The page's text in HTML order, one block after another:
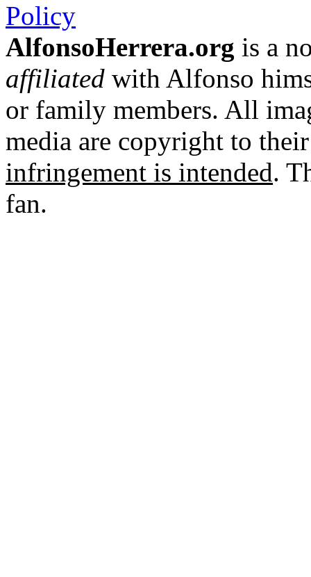
Policy
AlfonsoHerrera.org is a
affiliated with Alfonso
or family members. All
media are copyright to
infringement is intended.
fan.